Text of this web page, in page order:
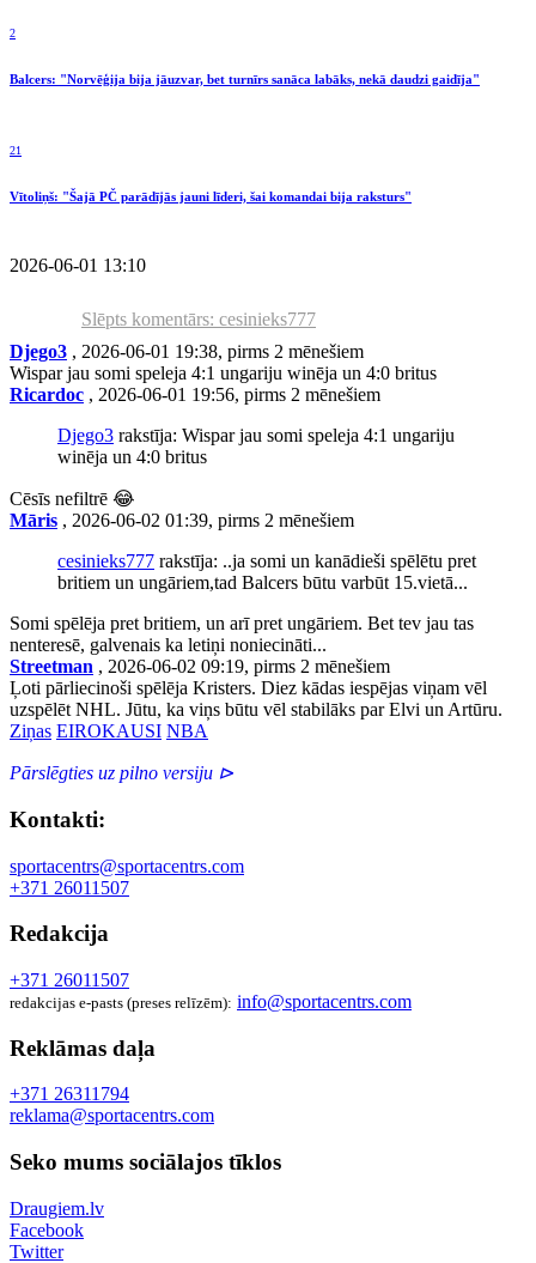
2
Balcers: "Norvēģija bija jāuzvar, bet turnīrs sanāca labāks, nekā daudzi gaidīja"
21
Vītoliņš: "Šajā PČ parādījās jauni līderi, šai komandai bija raksturs"
2026-06-01 13:10
Slēpts komentārs: cesinieks777
Djego3 , 2026-06-01 19:38, pirms 2 mēnešiem
Wispar jau somi speleja 4:1 ungariju winēja un 4:0 britus
Ricardoc , 2026-06-01 19:56, pirms 2 mēnešiem
Djego3 rakstīja: Wispar jau somi speleja 4:1 ungariju
winēja un 4:0 britus
Cēsīs nefiltrē 😂
Māris , 2026-06-02 01:39, pirms 2 mēnešiem
cesinieks777 rakstīja: ..ja somi un kanādieši spēlētu pret
britiem un ungāriem,tad Balcers būtu varbūt 15.vietā...
Somi spēlēja pret britiem, un arī pret ungāriem. Bet tev jau tas
nenteresē, galvenais ka letiņi noniecināti...
Streetman , 2026-06-02 09:19, pirms 2 mēnešiem
Ļoti pārliecinoši spēlēja Kristers. Diez kādas iespējas viņam vēl
uzspēlēt NHL. Jūtu, ka viņs būtu vēl stabilāks par Elvi un Artūru.
Ziņas EIROKAUSI NBA
Pārslēgties uz pilno versiju ⊳
Kontakti:
sportacentrs@sportacentrs.com
+371 26011507
Redakcija
+371 26011507
redakcijas e-pasts (preses relīzēm): info@sportacentrs.com
Reklāmas daļa
+371 26311794
reklama@sportacentrs.com
Seko mums sociālajos tīklos
Draugiem.lv
Facebook
Twitter